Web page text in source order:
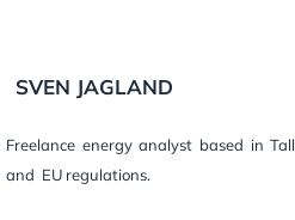
SVEN JAGLAND
Freelance energy analyst based in
and EU regulations.